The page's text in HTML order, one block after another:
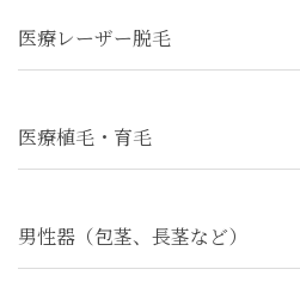
医療レーザー脱毛
医療植毛・育毛
男性器（包茎、長茎など）